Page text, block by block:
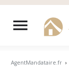
Aller
contenu
menu
AgentMandataire.fr ›